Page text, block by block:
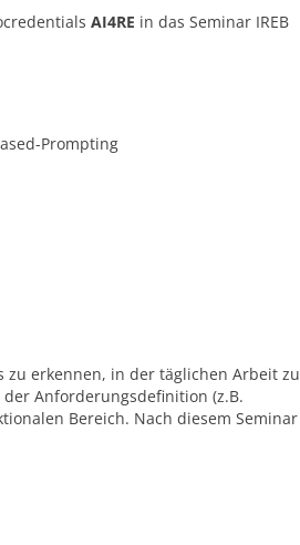
AI4RE in das Seminar IREB
Prompting
zu erkennen, in der täglichen Arbeit zu
Anforderungsdefinition (z.B.
Bereich. Nach diesem Seminar